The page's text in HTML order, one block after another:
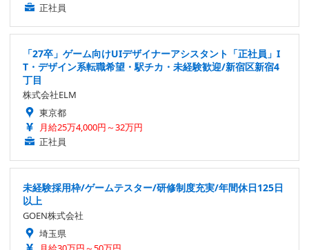
正社員
「27卒」ゲーム向けUIデザイナーアシスタント「正社員」I
T・デザイン系転職希望・駅チカ・未経験歓迎/新宿区新宿4
丁目
株式会社ELM
東京都
月給25万4,000円～32万円
正社員
未経験採用枠/ゲームテスター/研修制度充実/年間休日125日
以上
GOEN株式会社
埼玉県